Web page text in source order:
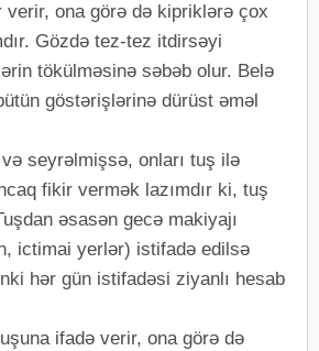
ona görə də kipriklərə çox
Gözdə tez-tez itdirsəyi
tökülməsinə səbəb olur. Belə
göstərişlərinə dürüst əməl
seyrəlmişsə, onları tuş ilə
fikir vermək lazımdır ki, tuş
əsasən gecə makiyajı
ictimai yerlər) istifadə edilsə
hər gün istifadəsi ziyanlı hesab
ifadə verir, ona görə də